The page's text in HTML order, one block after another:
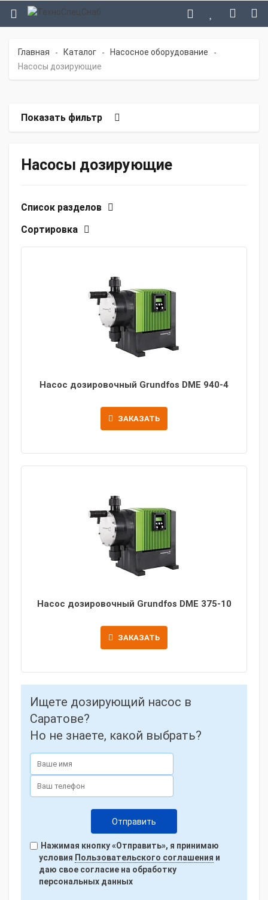
Главная - Каталог - Насосное оборудование -
Насосы дозирующие
Показать фильтр
Насосы дозирующие
Список разделов
Сортировка
Насос дозировочный Grundfos DME 940-4
ЗАКАЗАТЬ
Насос дозировочный Grundfos DME 375-10
ЗАКАЗАТЬ
Ищете дозирующий насос в
Саратове?
Но не знаете, какой выбрать?
Нажимая кнопку «Отправить», я принимаю
условия Пользовательского соглашения и
даю свое согласие на обработку
персональных данных